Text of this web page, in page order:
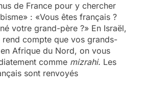
de France pour y chercher
: «Vous êtes français ?
votre grand-père ?» En Israël,
rend compte que vos grands-
Afrique du Nord, on vous
comme mizrahi. Les
sont renvoyés